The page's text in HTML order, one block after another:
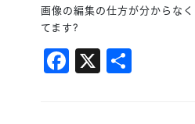
画像の編集の仕方が分からな
てます?
Facebook
X